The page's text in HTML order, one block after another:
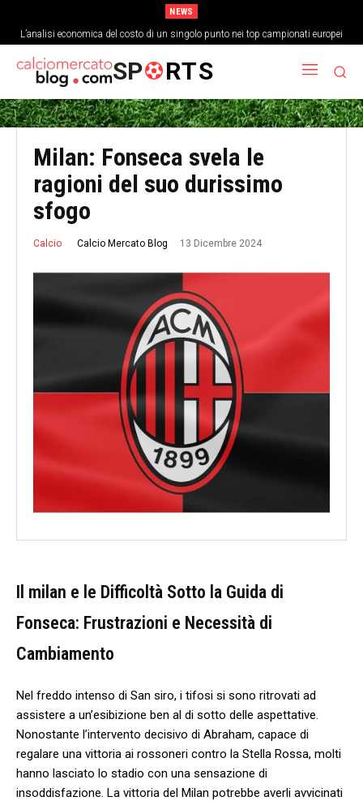
NEWS
L’analisi economica del costo di un singolo punto nei top campionati europei
SP RTS
Milan: Fonseca svela le
ragioni del suo durissimo
sfogo
Calcio Calcio Mercato Blog 13 Dicembre 2024
Il milan e le Difficoltà Sotto la Guida di
Fonseca:⁣ Frustrazioni ​e Necessità di
Cambiamento
Nel freddo intenso di San​ siro, i tifosi si sono ritrovati ad
assistere a⁣ un’esibizione ben al ‌di sotto delle aspettative.
Nonostante l’intervento decisivo di Abraham, capace di
regalare una vittoria ai rossoneri ‌contro la Stella Rossa, molti
hanno lasciato lo stadio con una sensazione di
insoddisfazione. La⁣ vittoria del Milan potrebbe averli avvicinati